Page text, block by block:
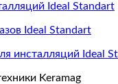
Ideal Standart
Ideal Standart
инсталляций Ideal
Keramag